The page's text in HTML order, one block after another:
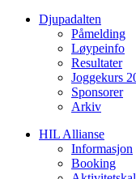
Djupadalten
Påmelding
Løypeinfo
Resultater
Joggekurs
Sponsorer
Arkiv
HIL Allianse
Informasjon
Booking